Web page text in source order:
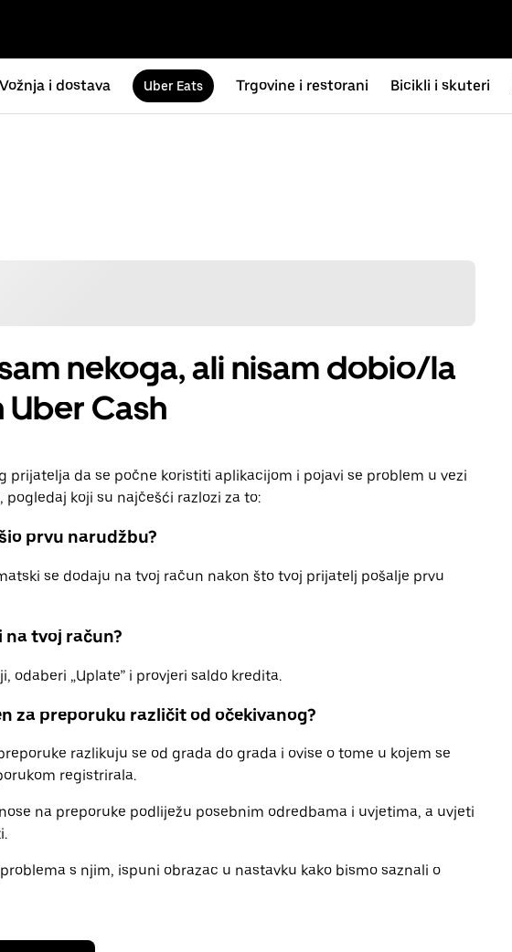
Vožnja i dostava Uber Eats Trgovine i restorani Bicikli i skuteri
nekoga, ali nisam dobio/la
Cash
prijatelja da se počne koristiti aplikacijom i pojavi se problem u vezi
koji su najčešći razlozi za to:
prvu narudžbu?
se dodaju na tvoj račun nakon što tvoj prijatelj pošalje prvu
na tvoj račun?
odaberi „Uplate” i provjeri saldo kredita.
za preporuku različit od očekivanog?
razlikuju se od grada do grada i ovise o tome u kojem se
registrirala.
na preporuke podliježu posebnim odredbama i uvjetima, a uvjeti
s njim, ispuni obrazac u nastavku kako bismo saznali o